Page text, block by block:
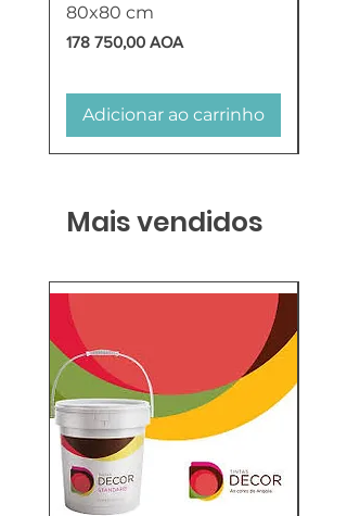
80x80 cm
Preço
178 750,00 AOA
Adicionar ao carrinho
Mais vendidos